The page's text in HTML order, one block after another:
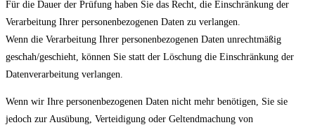
Für die Dauer der Prüfung haben Sie das Recht, die Einschränkung der
Verarbeitung Ihrer personenbezogenen Daten zu verlangen.
Wenn die Verarbeitung Ihrer personenbezogenen Daten unrechtmäßig
geschah/geschieht, können Sie statt der Löschung die Einschränkung der
Datenverarbeitung verlangen.
Wenn wir Ihre personenbezogenen Daten nicht mehr benötigen, Sie sie
jedoch zur Ausübung, Verteidigung oder Geltendmachung von